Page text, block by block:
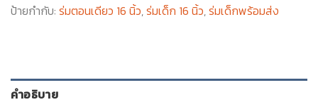
ป้ายกำกับ: ร่มตอนเดียว 16 นิ้ว,ร่มเด็ก 16 นิ้ว,ร่มเด็กพร้อมส่ง
คำอธิบาย